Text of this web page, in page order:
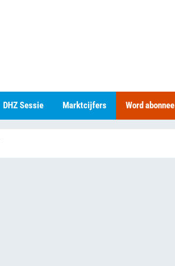
DHZ Sessie Marktcijfers Word abonnee